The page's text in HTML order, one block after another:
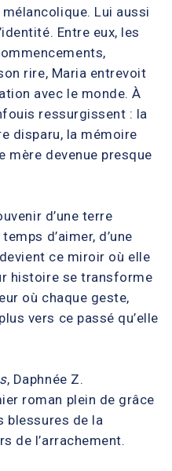
Lui aussi
Entre eux, les
rire, Maria entrevoit
avec le monde. À
ressurgissent : la
disparu, la mémoire
mère devenue presque
d’une terre
d’aimer, d’une
ce miroir où elle
histoire se transforme
où chaque geste,
vers ce passé qu’elle
, Daphnée Z.
roman plein de grâce
blessures de la
de l’arrachement.